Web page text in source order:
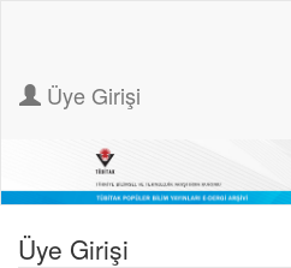
Üye Girişi
Üye Girişi